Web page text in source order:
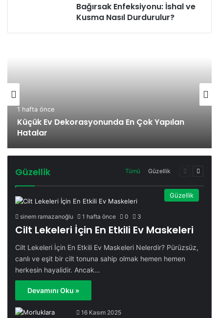
Bağırsak Enfeksiyonu: İshal ve
Kusma Nasıl Durdurulur?
1 hafta önce
Küçük Ev Dekorasyonunda En Çok Yapılan
Hatalar
Güzellik Tümü Güzellik
Önceki
Güzellik
sinem ramazanoğlu 1 hafta önce 0 3
Cilt Lekeleri İçin En Etkili Ev Maskeleri
Cilt Lekeleri İçin En Etkili Ev Maskeleri Nelerdir? Pürüzsüz,
canlı ve eşit bir cilt tonuna sahip olmak hemen hemen
herkesin hayalidir. Ancak…
Devamını Oku »
16 Kasım 2025